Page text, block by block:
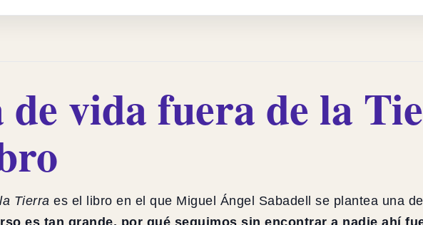
de vida fuera de la
Tierra es el libro en el que Miguel Ángel Sabadell se plantea una
es tan grande, por qué seguimos sin encontrar a nadie ahí